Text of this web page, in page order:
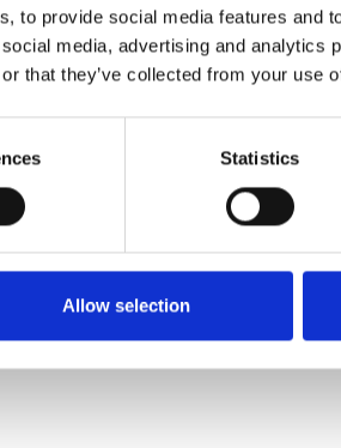
to provide social media features and
media, advertising and analytics
that they’ve collected from your use
Statistics
Allow selection